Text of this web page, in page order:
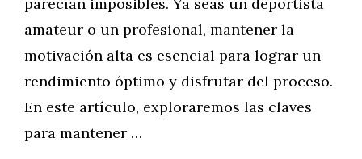
amateur o un profesional, mantener la
motivación alta es esencial para lograr un
rendimiento óptimo y disfrutar del proceso.
En este artículo, exploraremos las claves
para mantener …